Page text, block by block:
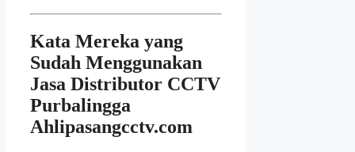
Kata Mereka yang
Sudah Menggunakan
Jasa Distributor CCTV
Purbalingga
Ahlipasangcctv.com